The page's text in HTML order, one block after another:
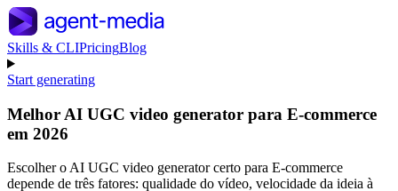
Skills & CLIPricingBlog
Start generating
Melhor AI UGC video generator para E-commerce
em 2026
Escolher o AI UGC video generator certo para E-commerce
depende de três fatores: qualidade do vídeo, velocidade da ideia à